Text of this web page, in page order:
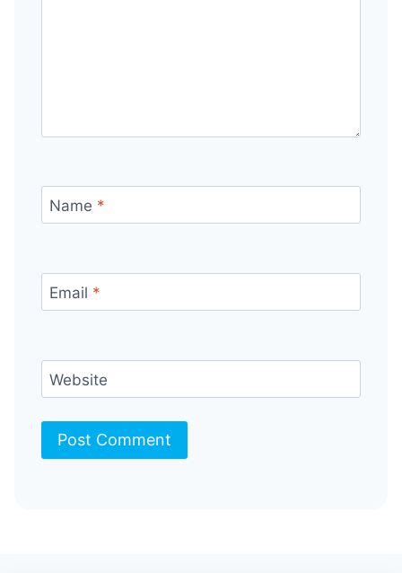
Name *
Email *
Website